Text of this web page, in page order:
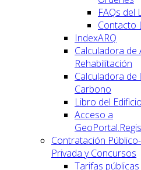
FAQs del
Contacto
IndexARQ
Calculadora de
Rehabilitación
Calculadora de
Carbono
Libro del
Acceso a
Contratación Público-
Privada y Concursos
Tarifas públicas